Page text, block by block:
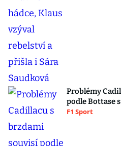
Problémy
podle Bottase
F1 Sport